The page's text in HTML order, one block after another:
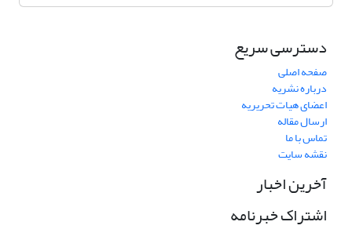
دسترسی سریع
صفحه اصلی
درباره نشریه
اعضای هیات تحریریه
ارسال مقاله
تماس با ما
نقشه سایت
آخرین اخبار
اشتراک خبرنامه